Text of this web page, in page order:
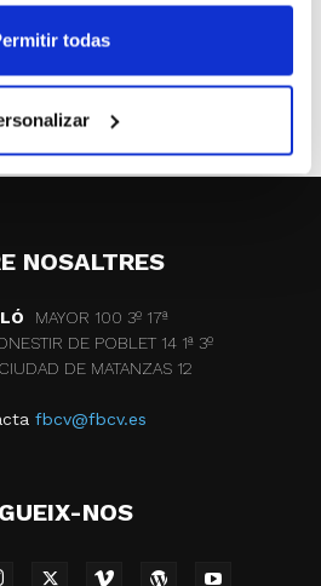
todas
n.b.f. castello
NOSALTRES
MAYOR 100 3º 17ª
DE POBLET 14 1ª 3º
CIUDAD DE MATANZAS 12
fbcv@fbcv.es
NOS